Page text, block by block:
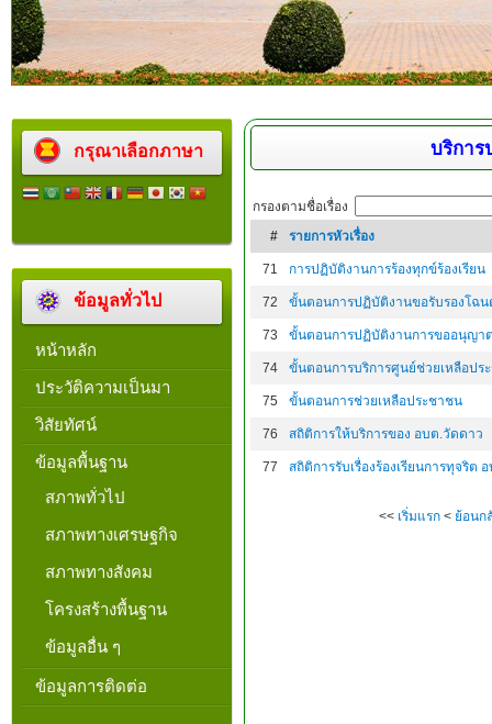
กรุณาเลือกภาษา
ข้อมูลทั่วไป
หน้าหลัก
ประวัติความเป็นมา
วิสัยทัศน์
ข้อมูลพื้นฐาน
สภาพทั่วไป
สภาพทางเศรษฐกิจ
สภาพทางสังคม
โครงสร้างพื้นฐาน
ข้อมูลอื่น ๆ
ข้อมูลการติดต่อ
บริการ
กรองตามชื่อเรื่อง
#
รายการหัวเรื่อง
71 การปฏิบัติงานการร้องทุกข์ร้องเรียน
72 ขั้นตอนการปฏิบัติงานขอรับรองโฉ
73 ขั้นตอนการปฏิบัติงานการขออนุญา
74 ขั้นตอนการบริการศูนย์ช่วยเหลือปร
75 ขั้นตอนการช่วยเหลือประชาชน
76 สถิติการให้บริการของ อบต.วัดดาว
77 สถิติการรับเรื่องร้องเรียนการทุจริต
<< เริ่มแรก< ย้อนก